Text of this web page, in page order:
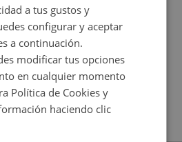
a tus gustos y
configurar y aceptar
a continuación.
modificar tus opciones
en cualquier momento
Política de Cookies y
haciendo clic